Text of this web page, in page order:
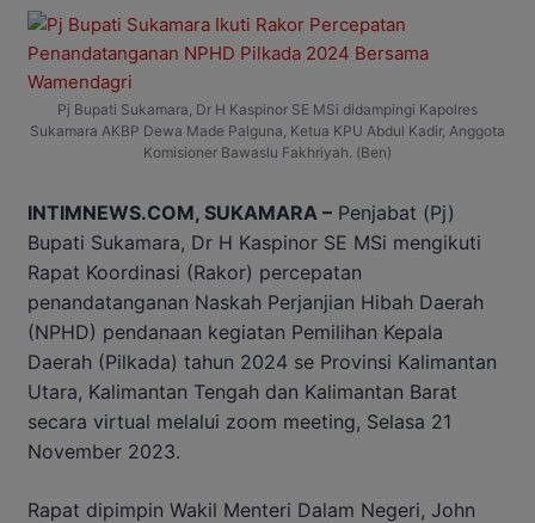
Pj Bupati Sukamara, Dr H Kaspinor SE MSi didampingi Kapolres
Sukamara AKBP Dewa Made Palguna, Ketua KPU Abdul Kadir, Anggota
Komisioner Bawaslu Fakhriyah. (Ben)
INTIMNEWS.COM, SUKAMARA – Penjabat (Pj)
Bupati Sukamara, Dr H Kaspinor SE MSi mengikuti
Rapat Koordinasi (Rakor) percepatan
penandatanganan Naskah Perjanjian Hibah Daerah
(NPHD) pendanaan kegiatan Pemilihan Kepala
Daerah (Pilkada) tahun 2024 se Provinsi Kalimantan
Utara, Kalimantan Tengah dan Kalimantan Barat
secara virtual melalui zoom meeting, Selasa 21
November 2023.
Rapat dipimpin Wakil Menteri Dalam Negeri, John